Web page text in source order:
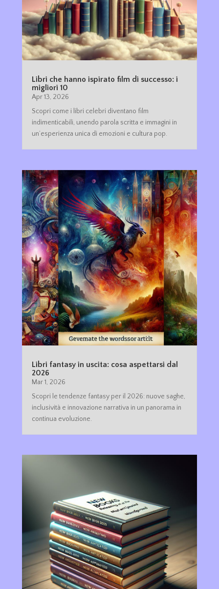
Libri che hanno ispirato film di successo: i
migliori 10
Apr 13, 2026
Scopri come i libri celebri diventano film
indimenticabili, unendo parola scritta e immagini in
un’esperienza unica di emozioni e cultura pop.
Libri fantasy in uscita: cosa aspettarsi dal
2026
Mar 1, 2026
Scopri le tendenze fantasy per il 2026: nuove saghe,
inclusività e innovazione narrativa in un panorama in
continua evoluzione.